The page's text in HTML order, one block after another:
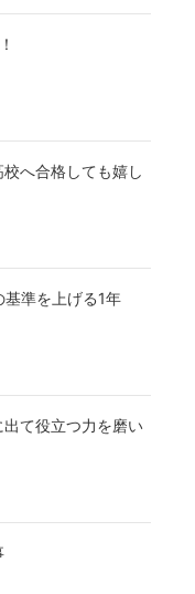
へ合格しても嬉し
準を上げる1年
て役立つ力を磨い